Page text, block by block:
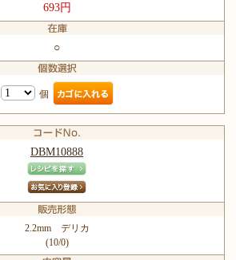
693円
○
個
DBM10888
2.2mm デリカ
(10/0)